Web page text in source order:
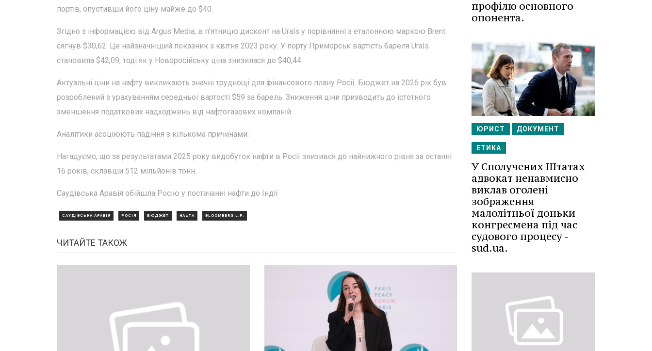
портів, опустивши його ціну майже до $40.
Згідно з інформацією від Argus Media, в п'ятницю дисконт на Urals у порівнянні з еталонною маркою Brent
сягнув $30,62. Це найзначніший показник з квітня 2023 року. У порту Приморськ вартість бареля Urals
становила $42,09, тоді як у Новоросійську ціна знизилася до $40,44.
Актуальні ціни на нафту викликають значні труднощі для фінансового плану Росії. Бюджет на 2026 рік був
розроблений з урахуванням середньої вартості $59 за барель. Зниження ціни призводить до істотного
зменшення податкових надходжень від нафтогазових компаній.
Аналітики асоціюють падіння з кількома причинами:
Нагадуємо, що за результатами 2025 року видобуток нафти в Росії знизився до найнижчого рівня за останні
16 років, склавши 512 мільйонів тонн.
Саудівська Аравія обійшла Росію у постачанні нафти до Індії
САУДІВСЬКА АРАВІЯ РОСІЯ БЮДЖЕТ НАФТА BLOOMBERG L.P.
ЧИТАЙТЕ ТАКОЖ
профілю основного
опонента.
ЮРИСТ ДОКУМЕНТ
ЕТИКА
У Сполучених Штатах
адвокат ненавмисно
виклав оголені
зображення
малолітньої доньки
конгресмена під час
судового процесу -
sud.ua.